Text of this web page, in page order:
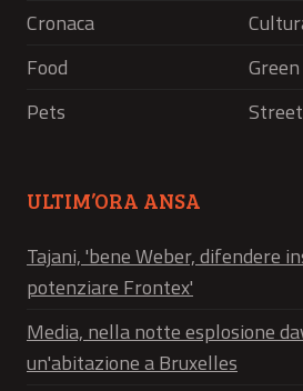
Cronaca
Food
Green
Pets
ULTIM’ORA ANSA
Tajani, 'bene Weber, difendere
potenziare Frontex'
Media, nella notte esplosione
un'abitazione a Bruxelles